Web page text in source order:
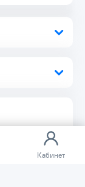
Кабинет
нас.